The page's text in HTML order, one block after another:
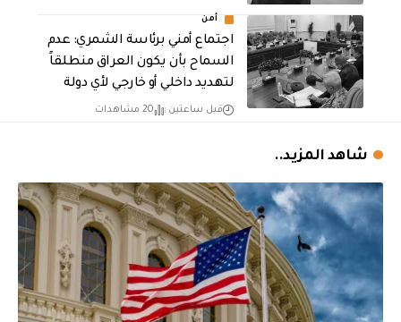
أمن
اجتماع أمني برئاسة الشمري: عدم
السماح بأن يكون العراق منطلقاً
لتهديد داخلي أو خارجي لأي دولة
قبل ساعتين 20 مشاهدات
شاهد المزيد..